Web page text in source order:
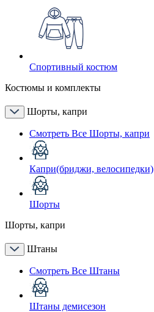
Спортивный костюм
Костюмы и комплекты
Шорты, капри
Смотреть Все Шорты, капри
Капри(бриджи, велосипедки)
Шорты
Шорты, капри
Штаны
Смотреть Все Штаны
Штаны демисезон